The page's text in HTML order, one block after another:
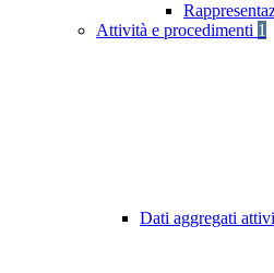
Attività e procedimenti 1
Dati aggregati